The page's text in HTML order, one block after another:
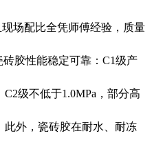
现场配比全凭师傅经验，质量
胶性能稳定可靠：C1级产
级不低于1.0MPa，部分高
此外，瓷砖胶在耐水、耐冻